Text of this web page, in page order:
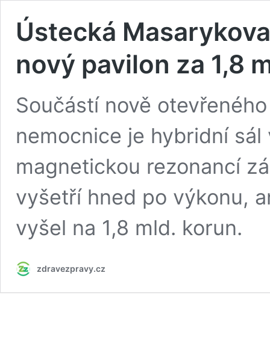
Ústecká
nový pavilon za 1,8
Součástí nově
nemocnice je hybridní
magnetickou rezonancí
vyšetří hned po výkonu,
vyšel na 1,8 mld. korun.
zdravezpravy.cz